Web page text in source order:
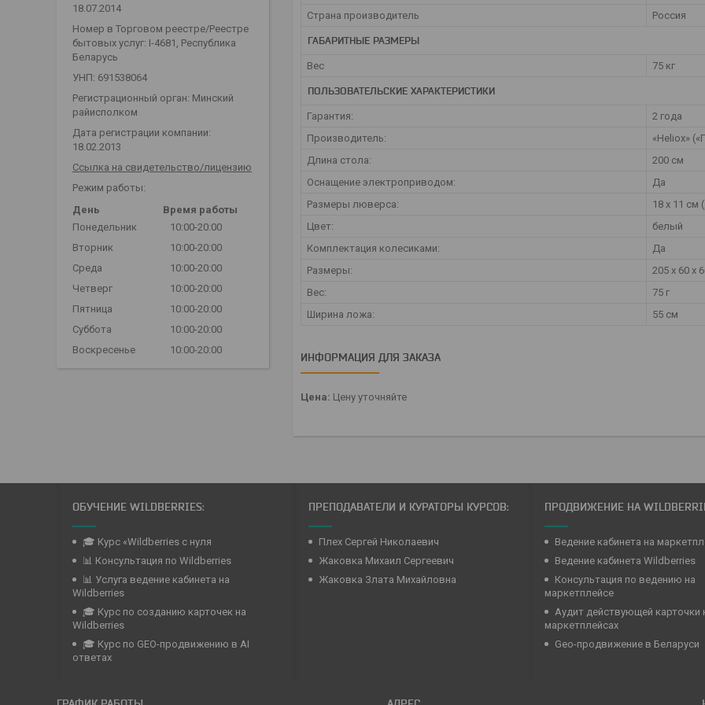
Страна производитель
Россия
ГАБАРИТНЫЕ РАЗМЕРЫ
Вес 75 кг
ПОЛЬЗОВАТЕЛЬСКИЕ ХАРАКТЕРИСТИКИ
Гарантия:
2 года
Производитель:
«Heliox»
Длина стола:
200 см
Оснащение электроприводом:
Да
Размеры люверса:
18 х 11 см
Цвет:
белый
Комплектация колесиками:
Да
Размеры:
205 х 60 х
Вес:
75 г
Ширина ложа:
55 см
ИНФОРМАЦИЯ ДЛЯ ЗАКАЗА
Цена: Цену уточняйте
18.07.2014
Номер в Торговом реестре/Реестре
бытовых услуг: I-4681, Республика
Беларусь
УНП: 691538064
Регистрационный орган: Минский
райисполком
Дата регистрации компании:
18.02.2013
Ссылка на свидетельство/лицензию
Режим работы:
День
Время работы
Понедельник
10:00-20:00
Вторник
10:00-20:00
Среда
10:00-20:00
Четверг
10:00-20:00
Пятница
10:00-20:00
Суббота
10:00-20:00
Воскресенье
10:00-20:00
ОБУЧЕНИЕ WILDBERRIES:
🎓 Курс «Wildberries с нуля
📊 Консультация по Wildberries
📊 Услуга ведение кабинета на
Wildberries
🎓 Курс по созданию карточек на
Wildberries
🎓 Курс по GEO-продвижению в AI
ответах
ПРЕПОДАВАТЕЛИ И КУРАТОРЫ КУРСОВ:
Плех Сергей Николаевич
Жаковка Михаил Сергеевич
Жаковка Злата Михайловна
ПРОДВИЖЕНИЕ НА
Ведение кабинета на
Ведение кабинета Wildberries
Консультация по ведению на
маркетплейсе
Аудит действующей карточки
маркетплейсах
Geo-продвижение в Беларуси